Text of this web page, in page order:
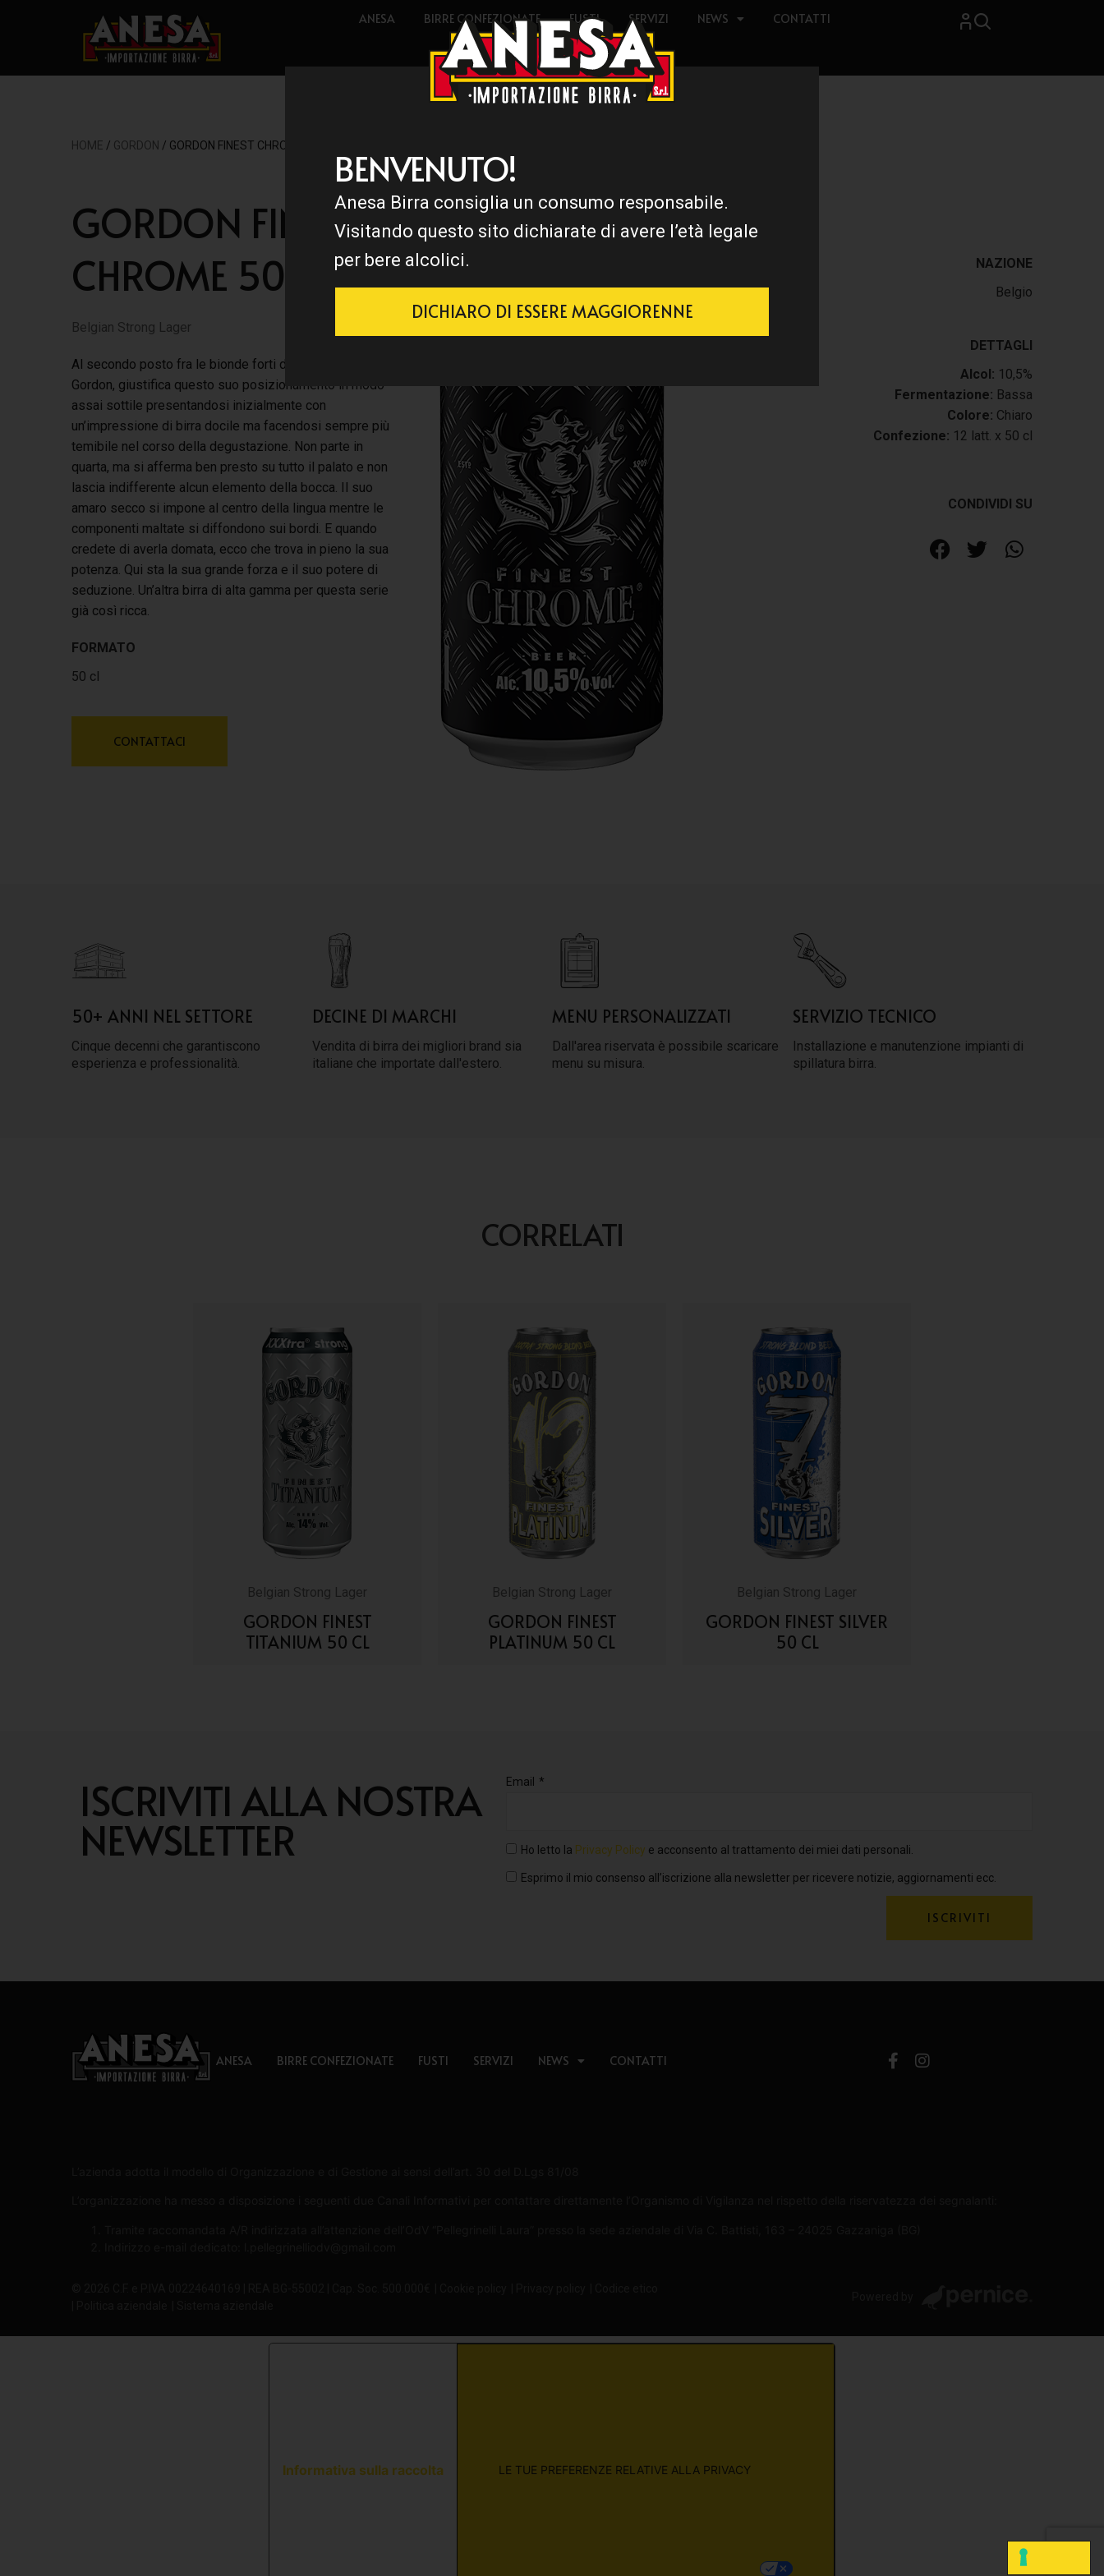
ANESA BIRRE CONFEZIONATE FUSTI SERVIZI NEWS CONTATTI
HOME / GORDON / GORDON FINEST CHROME 50 CL
GORDON FINEST
CHROME 50 CL
Belgian Strong Lager
Al secondo posto fra le bionde forti della gamma
Gordon, giustifica questo suo posizionamento in modo
assai sottile presentandosi inizialmente con
un’impressione di birra docile ma facendosi sempre più
temibile nel corso della degustazione. Non parte in
quarta, ma si afferma ben presto su tutto il palato e non
lascia indifferente alcun elemento della bocca. Il suo
amaro secco si impone al centro della lingua mentre le
componenti maltate si diffondono sui bordi. E quando
credete di averla domata, ecco che trova in pieno la sua
potenza. Qui sta la sua grande forza e il suo potere di
seduzione. Un’altra birra di alta gamma per questa serie
già così ricca.
FORMATO
50 cl
CONTATTACI
NAZIONE
Belgio
DETTAGLI
Alcol: 10,5%
Fermentazione: Bassa
Colore: Chiaro
Confezione: 12 latt. x 50 cl
CONDIVIDI SU
50+ ANNI NEL SETTORE
Cinque decenni che garantiscono
esperienza e professionalità.
DECINE DI MARCHI
Vendita di birra dei migliori brand sia
italiane che importate dall'estero.
MENU PERSONALIZZATI
Dall'area riservata è possibile scaricare
menu su misura.
SERVIZIO TECNICO
Installazione e manutenzione impianti di
spillatura birra.
CORRELATI
Belgian Strong Lager
GORDON FINEST
TITANIUM 50 CL
Belgian Strong Lager
GORDON FINEST
PLATINUM 50 CL
Belgian Strong Lager
GORDON FINEST SILVER
50 CL
ISCRIVITI ALLA NOSTRA
NEWSLETTER
Email
Ho letto la Privacy Policy e acconsento al trattamento dei miei dati personali.
Esprimo il mio consenso all’iscrizione alla newsletter per ricevere notizie, aggiornamenti ecc.
ISCRIVITI
ANESA BIRRE CONFEZIONATE FUSTI SERVIZI NEWS CONTATTI
Informativa sulla raccolta LE TUE PREFERENZE RELATIVE ALLA PRIVACY
BENVENUTO!
Anesa Birra consiglia un consumo responsabile.
Visitando questo sito dichiarate di avere l’età legale
per bere alcolici.
DICHIARO DI ESSERE MAGGIORENNE